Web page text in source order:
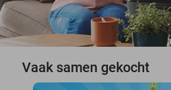
Vaak samen gekocht